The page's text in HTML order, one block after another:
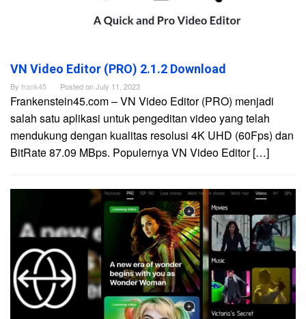
VN Video Editor (PRO) 2.1.2 Download
By frank45 Posted onJuly 11, 2023
Frankenstein45.com – VN Video Editor (PRO) menjadi
salah satu aplikasi untuk pengeditan video yang telah
mendukung dengan kualitas resolusi 4K UHD (60Fps) dan
BitRate 87.09 MBps. Populernya VN Video Editor […]